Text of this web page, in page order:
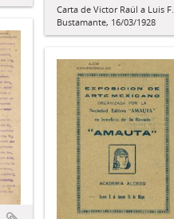
Carta de Víctor Raúl a Luis F.
Bustamante, 16/03/1928